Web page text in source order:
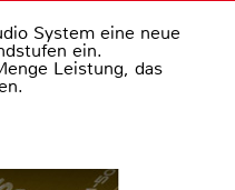
System eine neue
ein.
Leistung, das